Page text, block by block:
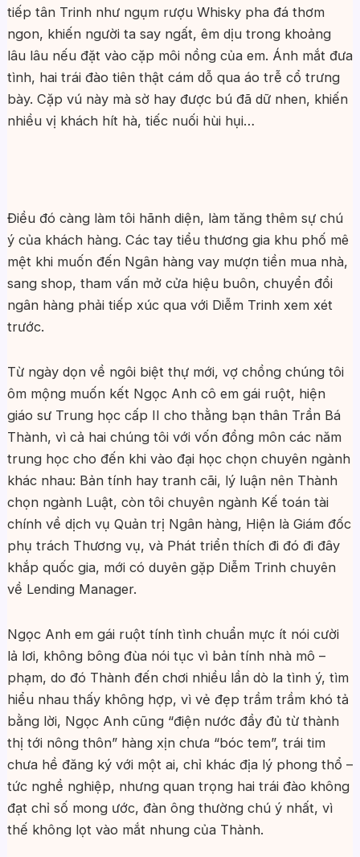
tiếp tân Trinh như ngụm rượu Whisky pha đá thơm
ngon, khiến người ta say ngất, êm dịu trong khoảng
lâu lâu nếu đặt vào cặp môi nồng của em. Ánh mắt đưa
tình, hai trái đào tiên thật cám dỗ qua áo trễ cổ trưng
bày. Cặp vú này mà sờ hay được bú đã dữ nhen, khiến
nhiều vị khách hít hà, tiếc nuối hùi hụi…
Điều đó càng làm tôi hãnh diện, làm tăng thêm sự chú
ý của khách hàng. Các tay tiểu thương gia khu phố mê
mệt khi muốn đến Ngân hàng vay mượn tiền mua nhà,
sang shop, tham vấn mở cửa hiệu buôn, chuyển đổi
ngân hàng phải tiếp xúc qua với Diễm Trinh xem xét
trước.
Từ ngày dọn về ngôi biệt thự mới, vợ chồng chúng tôi
ôm mộng muốn kết Ngọc Anh cô em gái ruột, hiện
giáo sư Trung học cấp II cho thằng bạn thân Trần Bá
Thành, vì cả hai chúng tôi với vốn đồng môn các năm
trung học cho đến khi vào đại học chọn chuyên ngành
khác nhau: Bản tính hay tranh cãi, lý luận nên Thành
chọn ngành Luật, còn tôi chuyên ngành Kế toán tài
chính về dịch vụ Quản trị Ngân hàng, Hiện là Giám đốc
phụ trách Thương vụ, và Phát triển thích đi đó đi đây
khắp quốc gia, mới có duyên gặp Diễm Trinh chuyên
về Lending Manager.
Ngọc Anh em gái ruột tính tình chuẩn mực ít nói cười
lả lơi, không bông đùa nói tục vì bản tính nhà mô –
phạm, do đó Thành đến chơi nhiều lần dò la tình ý, tìm
hiểu nhau thấy không hợp, vì vẻ đẹp trầm trầm khó tả
bằng lời, Ngọc Anh cũng “điện nước đầy đủ từ thành
thị tới nông thôn” hàng xịn chưa “bóc tem”, trái tim
chưa hề đăng ký với một ai, chỉ khác địa lý phong thổ –
tức nghề nghiệp, nhưng quan trọng hai trái đào không
đạt chỉ số mong ước, đàn ông thường chú ý nhất, vì
thế không lọt vào mắt nhung của Thành.